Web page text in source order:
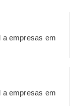
a empresas em
a empresas em